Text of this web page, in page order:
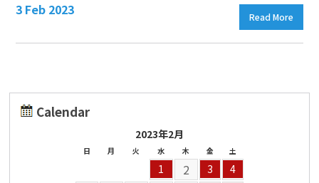
3 Feb 2023 Read More
Calendar
2023年2月
日 月 火 水 木 金 土
1 2 3 4